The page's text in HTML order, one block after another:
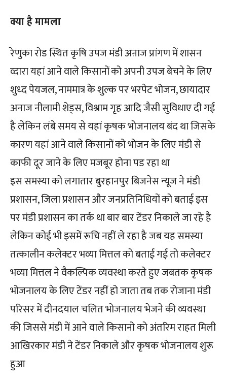
क्या है मामला
रेणुका रोड स्थित कृषि उपज मंडी अऩाज प्रांगण में शासन
व्दारा यहां आने वाले किसानों को अपनी उपज बेचने के लिए
शुध्द पेयजल, नाममात्र के शुल्क पर भरपेट भोजन, छायादार
अनाज नीलामी शेड्स, विश्राम गृह आदि जैसी सुविधाए दी गई
है लेकिन लंबे समय से यहां कृषक भोजनालय बंद था जिसके
कारण यहां आने वाले किसानों को भोजन के लिए मंडी से
काफी दूर जाने के लिए मजबूर होना पड रहा था
इस समस्या को लगातार बुरहानपुर बिजनेस न्यूज ने मंडी
प्रशासन, जिला प्रशासन और जनप्रतिनिधियों को बताई इस
पर मंडी प्रशासन का तर्क था बार बार टेंडर निकाले जा रहे है
लेकिन कोई भी इसमें रूचि नहीं ले रहा है जब यह समस्या
तत्कालीन कलेक्टर भव्या मित्तल को बताई गई तो कलेक्टर
भव्या मित्तल ने वैकल्पिक व्यवस्था करते हुए जबतक कृषक
भोजनालय के लिए टेंडर नहीं हो जाता तब तक रोजाना मंडी
परिसर में दीनदयाल चलित भोजनालय भेजने की व्यवस्था
की जिससे मंडी में आने वाले किसानो को अंतरिम राहत मिली
आखिरकार मंडी ने टेंडर निकाले और कृषक भोजनालय शुरू
हुआ